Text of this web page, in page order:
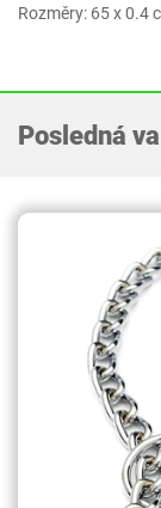
Rozměry: 65 x 0.4
Posledná